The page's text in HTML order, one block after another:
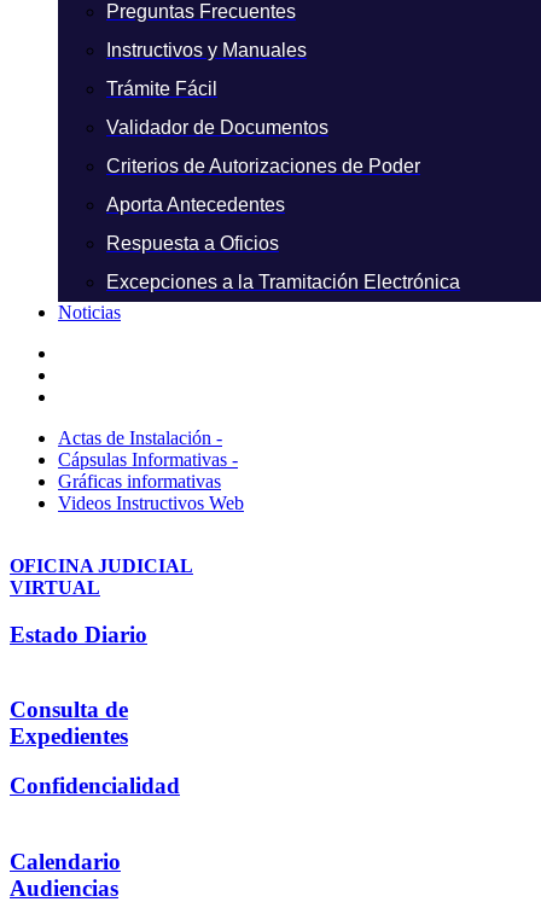
Preguntas Frecuentes
Instructivos y Manuales
Trámite Fácil
Validador de Documentos
Criterios de Autorizaciones de Poder
Aporta Antecedentes
Respuesta a Oficios
Excepciones a la Tramitación Electrónica
Noticias
Actas de Instalación -
Cápsulas Informativas -
Gráficas informativas
Videos Instructivos Web
OFICINA JUDICIAL
VIRTUAL
Estado Diario
Consulta de
Expedientes
Confidencialidad
Calendario
Audiencias